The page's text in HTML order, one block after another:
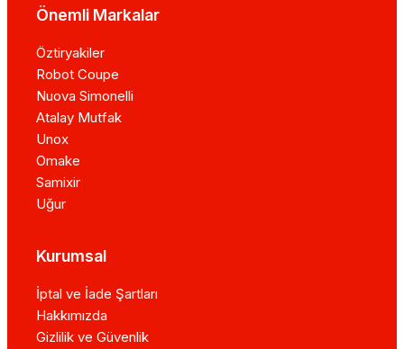
Önemli Markalar
Öztiryakiler
Robot Coupe
Nuova Simonelli
Atalay Mutfak
Unox
Omake
Samixir
Uğur
Kurumsal
İptal ve İade Şartları
Hakkımızda
Gizlilik ve Güvenlik